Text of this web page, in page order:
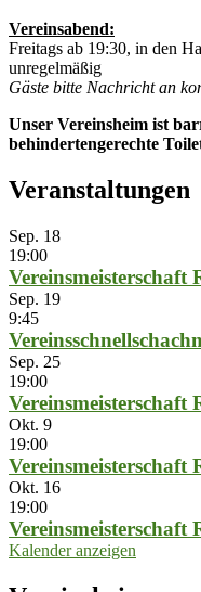
Vereinsabend:
Freitags ab 19:30, in den
unregelmäßig
Gäste bitte Nachricht an
Unser Vereinsheim ist
behindertengerechte
Veranstaltungen
Sep. 18
19:00
Vereinsmeisterschaft
Sep. 19
9:45
Sep. 25
19:00
Vereinsmeisterschaft
Okt. 9
19:00
Vereinsmeisterschaft
Okt. 16
19:00
Vereinsmeisterschaft
Kalender anzeigen